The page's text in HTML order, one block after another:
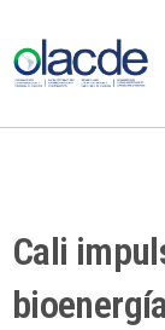
Cali